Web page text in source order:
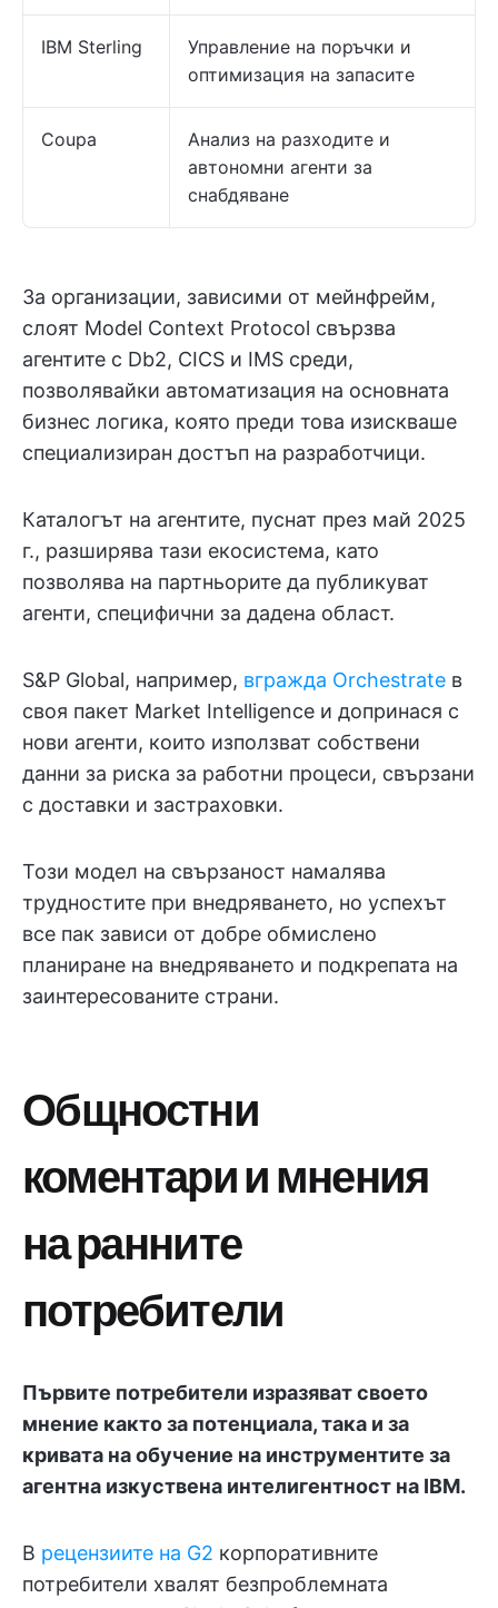
IBM Sterling
Управление на поръчки и
оптимизация на запасите
Coupa
Анализ на разходите и
автономни агенти за
снабдяване
За организации, зависими от мейнфрейм,
слоят Model Context Protocol свързва
агентите с Db2, CICS и IMS среди,
позволявайки автоматизация на основната
бизнес логика, която преди това изискваше
специализиран достъп на разработчици.
Каталогът на агентите, пуснат през май 2025
г., разширява тази екосистема, като
позволява на партньорите да публикуват
агенти, специфични за дадена област.
S&P Global, например, вгражда Orchestrate в
своя пакет Market Intelligence и допринася с
нови агенти, които използват собствени
данни за риска за работни процеси, свързани
с доставки и застраховки.
Този модел на свързаност намалява
трудностите при внедряването, но успехът
все пак зависи от добре обмислено
планиране на внедряването и подкрепата на
заинтересованите страни.
Общностни
коментари и мнения
на ранните
потребители
Първите потребители изразяват своето
мнение както за потенциала, така и за
кривата на обучение на инструментите за
агентна изкуствена интелигентност на IBM.
В рецензиите на G2 корпоративните
потребители хвалят безпроблемната